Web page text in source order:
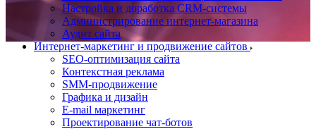
Настройка и доработка CRM-системы
Администрирование интернет-магазина
Аудит сайта
Интернет-маркетинг и продвижение сайтов
SEO-оптимизация сайта
Контекстная реклама
SMM-продвижение
Графика и дизайн
E-mail маркетинг
Проектирование чат-ботов